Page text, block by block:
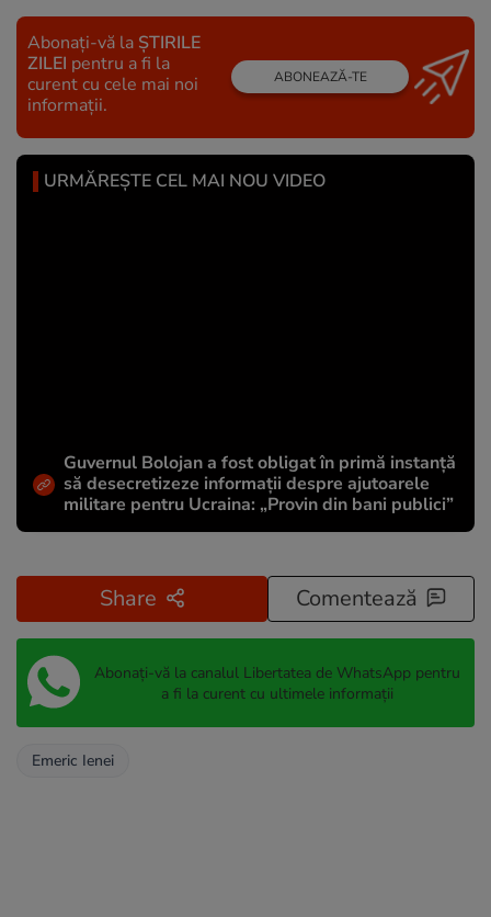
Abonați-vă la ȘTIRILE
ZILEI pentru a fi la
curent cu cele mai noi
informații.
ABONEAZĂ-TE
URMĂREȘTE CEL MAI NOU VIDEO
Guvernul Bolojan a fost obligat în primă instanță
să desecretizeze informații despre ajutoarele
militare pentru Ucraina: „Provin din bani publici”
Share Comentează
Abonați-vă la canalul Libertatea de WhatsApp pentru
a fi la curent cu ultimele informații
Emeric Ienei